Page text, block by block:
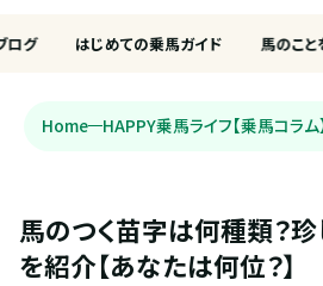
はじめての乗馬ガイド 馬のこと
ログ
Home HAPPY乗馬ライフ【乗馬コラム
馬のつく苗字は何種類？
を紹介【あなたは何位？】